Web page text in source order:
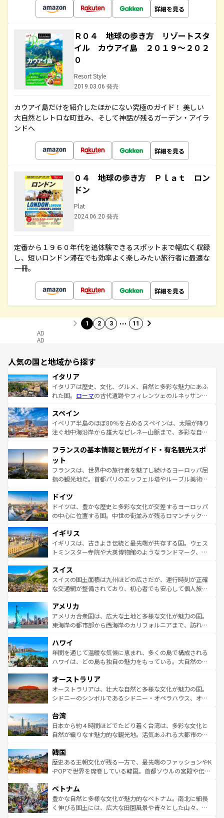
詳細を見る
Ｒ０４ 地球の歩き方 リゾートスタ
イル カウアイ島 ２０１９～２０２
０
Resort Style
2019.03.06 発売
カウアイ島だけを紹介したほかにない究極のガイド！ 美しい
大自然とレトロな町並み、そして神話が残るガーデン・アイラ
ンドへ
詳細を見る
０４ 地球の歩き方 Ｐｌａｔ ロン
ドン
Plat
2024.06.20 発売
定番から１９６０年代を追体験できるスポットまで幅広く収録
し、短いロンドン滞在でも効率よく楽しみたい旅行者に最適な
一冊。
詳細を見る
1 2 3 … 11
AD
AD
人気の国と地域から探す
イタリア
イタリアは歴史、文化、グルメ、自然と多彩な魅力にあふ
れた国。 ローマの古代遺跡やフィレンツェのルネッサンス
ろん、トスカーナの美しい田園風景やアマルフィ海岸の絶
景など、自然景観も見逃せない。観光の合間には、本場の
ピザやパスタなど、絶品のイタリア料理を堪能することも
ませてくれるイタリアで、忘れられない旅をしてみよう！
なお、新着のイタリア情報は
しい。
スペイン
イベリア半島のほぼ80％を占めるスペインは、太陽が降り
注ぐ地中海沿岸から雄大なピレネー山脈まで、多彩な自然
文化が根付くこの国では、情熱的なフラメンコ、熱気あふ
れる闘牛、そして美味しいタパスが生活の一部となってい
る。首都マドリードの洗練された雰囲気や、バルセロナの
アートに溢れた街角から、地方では古代ローマ遺跡や中世
せる。地方によって風土や気候が異なるスペインはその個
性で訪れる人を魅了する。 なお、新着のスペイン情報は コ
ンテンツ一覧を参照してほしい。
フランスの基本情報と観光ガイド・有名観光スポ
ット
フランスは、世界中の旅行者を魅了し続けるヨーロッパ屈
指の観光地だ。首都パリのエッフェル塔やルーブル美術館
で、幅広い魅力が詰まっている。華麗な宮殿、歴史的な大
聖堂、美しいビーチ、そして豊かな自然が、訪れる者を心
から魅了する。また、フランスは美食の国としても知ら
いる。シャンパンの発祥地であるランス、プロヴァンスの
香り高いラベンダー畑など、多彩な楽しみ方が可能だ。さ
らに、パリ以外の地域にも魅力が溢れており、どの街角に
れる地方に足を運ぶとそれぞれで全く異なる文化を体験で
きるだろう。 なお、新着のフランス情報はコンテンツ一覧
を参照してほしい。
ドイツ
ドイツは、豊かな歴史と多彩な文化が交差するヨーロッパ
の中心に位置する国。中世の街並みが残るロマンチック街
顔を持つこの国は、どこを歩いても飽きることがない。ベ
ルリンの文化的活気、バイエルン州のアルプスの絶景、そ
してライン川沿いのワイン畑といった風景は必見。ビール
は、お酒好きな人にはぜひ体験してほしい。 なお、新着の
ドイツ情報はコンテンツ一覧を参照してほしい。
イギリス
イギリスは、古きよき伝統と最先端が共存する国。ウェス
トミンスター寺院や大英博物館のようなランドマーク、歴
リアごとに異なる魅力がある。また、優雅なアフタヌーン
ティー、ビール好きにはたまらない英国パブ、サッカー観
戦など、本場だからこそできる体験も豊富。イギリスを旅
ンツ一覧を参照してほしい。
スイス
スイスの国土面積は九州ほどの広さだが、運行時刻が正確
な交通網が整備されており、初心者でも安心して個人旅行
の建物がそのまま残る町や、スイスならではのユニークな
博物館もあり、アルプス観光だけでなく町歩きも満喫する
ことができる。国民の所得が高いため物価も高いが、旅行
ば市内交通費無料で観光を楽しむこともできる。 なお、新
着のスイス情報はコンテンツ一覧 を参照してほしい。
アメリカ
アメリカ合衆国は、広大な土地と多様な文化が魅力の国。
東海岸の都市部から西海岸のカリフォルニアまで、訪れる
のような巨大都市は、観光、ショッピング、エンターテイ
ンメントが詰まった刺激的なスポットだ。一方、アメリカ
西部には大自然が広がり、グランドキャニオンやイエロー
部のニューオーリンズでは、音楽と美食が融合した独特の
文化が魅力。旅行者はアメリカの各地域で異なる魅力を楽
しみながら、その多様性と豊かな歴史を感じることができ
ならではの贅沢な旅のスタイルだ。 なお、新着のアメリカ
情報はコンテンツ一覧を参照してほしい。
ハワイ
年間を通じて温暖な気候に恵まれ、多くの島で構成される
ハワイは、どの島も独自の魅力をもっている。大自然の神
ワイ島は見逃せない。また、定番の観光地といえばオアフ
島だが、静かな自然を求めるならマウイ島やカウアイ島が
おすすめ。エメラルドグリーンに輝く海をはじめ、豊かな
れるおもてなしの心で訪れる人々を迎えてくれるハワイの
人々、おいしいローカルフードやハワイアンミュージッ
ク、伝統的なフラダンスなど、すべてがハワイの魅力を彩
ワイを、存分に味わってほしい。 なお、新着のハワイ情報
はコンテンツ一覧を参照してほしい。
オーストラリア
オーストラリアは、壮大な自然と多様な文化が魅力の国。
シドニーのシンボルであるシドニー・オペラハウス、オー
リアリーフや大陸中央部にそびえるウルル（エアーズロッ
ク）、タスマニアの美しい原生林やケアンズの熱帯雨林な
ど、見どころがたくさん。また、カフェやワイン、オージ
いる。アクティビティも充実しており、サーフィンやダイ
ビング、ハイキングなど、アウトドア好きにはたまらな
い。オーストラリアの多彩な魅力を存分に味わいつくそ
参照してほしい。
台湾
日本から約４時間ほどでたどり着く台湾は、多彩な文化と
自然が織りなす魅力的な観光地。活気あふれる大都市の台
ン）、静ひつな山岳地帯である台湾東部など、都市の喧騒
と山間の静けさが共存しており、訪れる人に新しい発見と
驚きをもたらしてくれる。また、奥深い台湾の食文化も魅
容にもいいと評判のスイーツなど、バラエティ豊かな料理
が味わえる。 なお、新着の台湾情報は コンテンツ一覧を参
照してほしい。
韓国
歴史ある王朝文化が残る一方で、最先端のファッションやK
-POPで世界を席巻している韓国。首都ソウルの宮殿や伝統
き、地方に足を延ばせば四季折々の自然美を楽しむことが
できる。そして、キムチや焼肉、絶品のストリートフード
まで、さまざまな韓国料理が待っている。夜には、韓国な
ベトナム
豊かな自然と多様な文化が魅力的なベトナム。南北に細長
く伸びる国土には、広大な田園風景や青々とした山々、世